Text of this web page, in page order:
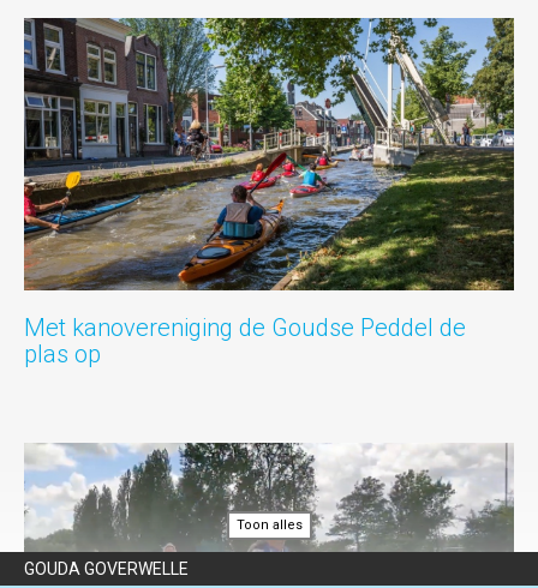
Met kanovereniging de Goudse Peddel de
plas op
Toon alles
GOUDA GOVERWELLE